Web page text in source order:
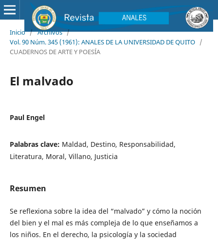
Inicio / Archivos /
Vol. 90 Núm. 345 (1961): ANALES DE LA UNIVERSIDAD DE QUITO /
CUADERNOS DE ARTE Y POESÍA
El malvado
Paul Engel
Palabras clave: Maldad, Destino, Responsabilidad,
Literatura, Moral, Villano, Justicia
Resumen
Se reflexiona sobre la idea del “malvado” y cómo la noción
del bien y el mal es más compleja de lo que enseñamos a
los niños. En el derecho, la psicología y la sociedad